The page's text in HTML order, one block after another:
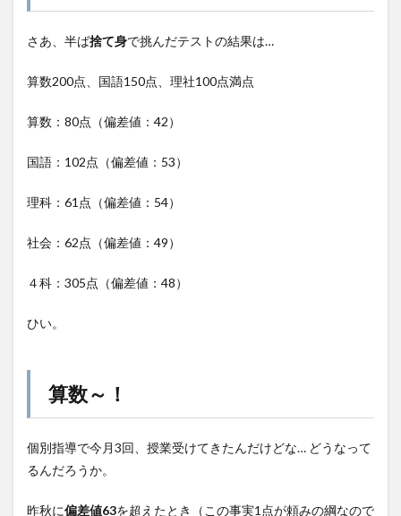
さあ、半ば捨て身で挑んだテストの結果は…
算数200点、国語150点、理社100点満点
算数：80点（偏差値：42）
国語：102点（偏差値：53）
理科：61点（偏差値：54）
社会：62点（偏差値：49）
４科：305点（偏差値：48）
ひい。
算数～！
個別指導で今月3回、授業受けてきたんだけどな… どうなって
るんだろうか。
昨秋に偏差値63を超えたとき（この事実1点が頼みの綱なので